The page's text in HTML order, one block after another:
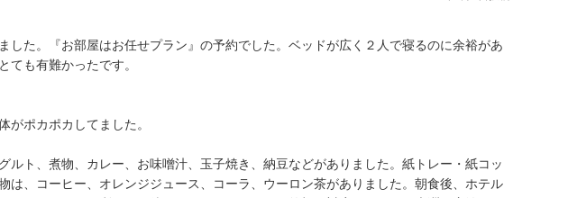
した。『お部屋はお任せプラン』の予約でした。ベッドが広く２人で寝るのに余裕があ
ても有難かったです。
ポカポカしてました。
ルト、煮物、カレー、お味噌汁、玉子焼き、納豆などがありました。紙トレー・紙コッ
は、コーヒー、オレンジジュース、コーラ、ウーロン茶がありました。朝食後、ホテル